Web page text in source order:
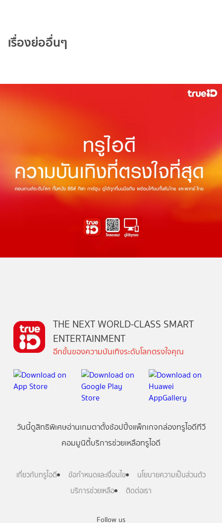
เรื่องย่ออื่นๆ
Follow us
THE NEXT WORLD-CLASS SMART
ENTERTAINMENT
อีกขั้นของความบันเทิงระดับโลกตรงใจคุณ
วันนี้ดูสิทธิพิเศษอ่านเกมตาตั้งช้อปปิ้งแพ็กเกจกล่องทรูไอดีทีวี
คอมมูนิตี้บริการช่วยเหลือทรูไอดี
เกี่ยวกับทรูไอดี ข้อกำหนดและเงื่อนไข
นโยบายความเป็นส่วนตัว
บริการช่วยเหลือ
ติดต่อเรา